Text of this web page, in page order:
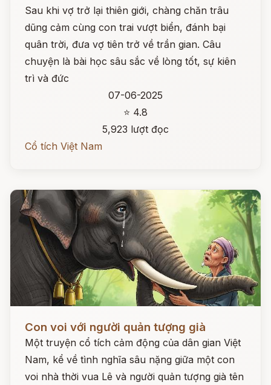
Sau khi vợ trở lại thiên giới, chàng chăn trâu
dũng cảm cùng con trai vượt biển, đánh bại
quân trời, đưa vợ tiên trở về trần gian. Câu
chuyện là bài học sâu sắc về lòng tốt, sự kiên
trì và đức
07-06-2025
⭐ 4.8
5,923 lượt đọc
Cổ tích Việt Nam
Con voi với người quản tượng già
Một truyện cổ tích cảm động của dân gian Việt
Nam, kể về tình nghĩa sâu nặng giữa một con
voi nhà thời vua Lê và người quản tượng già tên